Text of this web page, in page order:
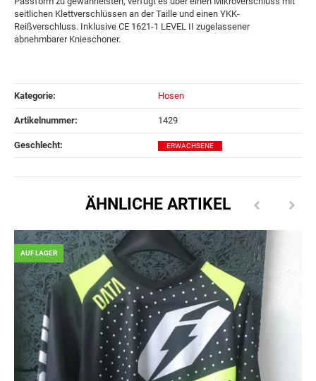
seitlichen Klettverschlüssen an der Taille und einen YKK-
Reißverschluss. Inklusive CE 1621-1 LEVEL II zugelassener
abnehmbarer Knieschoner.
Kategorie: Hosen
Artikelnummer: 1429
Geschlecht‍: ERWACHSENE
ÄHNLICHE ARTIKEL
AUF LAGER